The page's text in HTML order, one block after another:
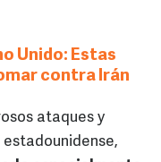
Unido: Estas
contra Irán
ataques y